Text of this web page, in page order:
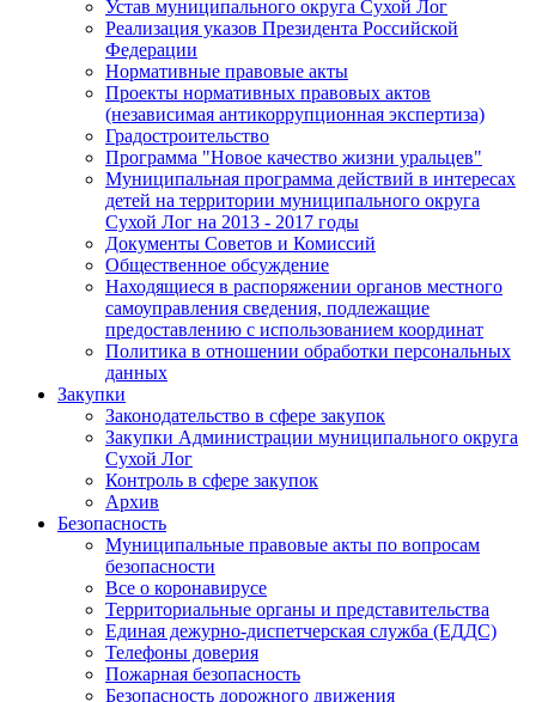
Устав муниципального округа Сухой Лог
Реализация указов Президента Российской
Федерации
Нормативные правовые акты
Проекты нормативных правовых актов
(независимая антикоррупционная экспертиза)
Градостроительство
Программа "Новое качество жизни уральцев"
Муниципальная программа действий в интересах
детей на территории муниципального округа
Сухой Лог на 2013 - 2017 годы
Документы Советов и Комиссий
Общественное обсуждение
Находящиеся в распоряжении органов местного
самоуправления сведения, подлежащие
предоставлению с использованием координат
Политика в отношении обработки персональных
данных
Закупки
Законодательство в сфере закупок
Закупки Администрации муниципального округа
Сухой Лог
Контроль в сфере закупок
Архив
Безопасность
Муниципальные правовые акты по вопросам
безопасности
Все о коронавирусе
Территориальные органы и представительства
Единая дежурно-диспетчерская служба (ЕДДС)
Телефоны доверия
Пожарная безопасность
Безопасность дорожного движения